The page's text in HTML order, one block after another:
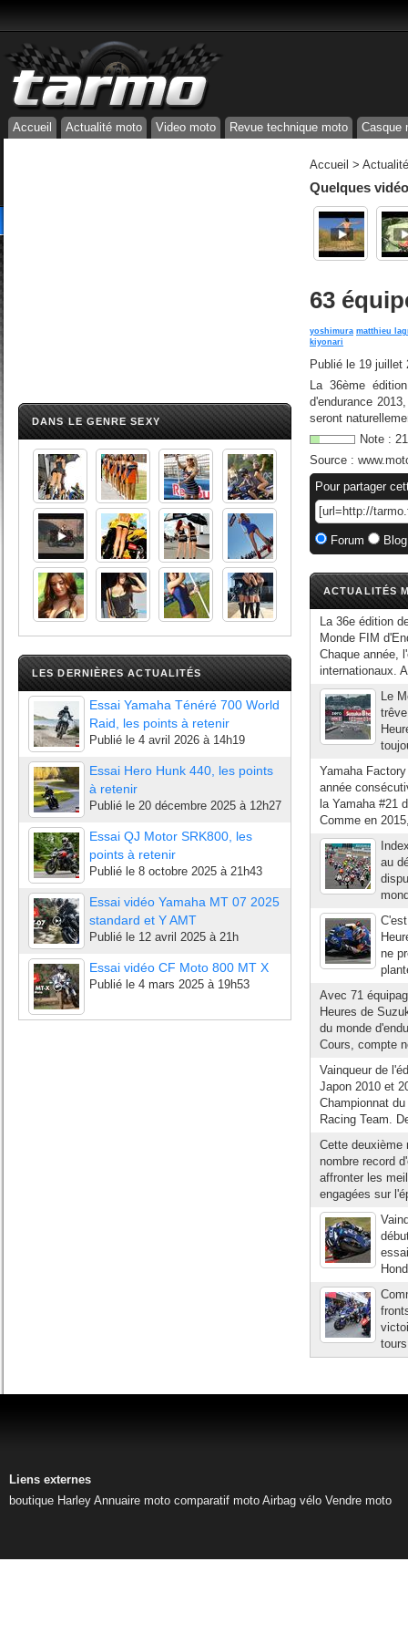
Accueil Actualité moto Video moto Revue technique moto Casque
DANS LE GENRE SEXY
LES DERNIÈRES ACTUALITÉS
Essai Yamaha Ténéré 700 World
Raid, les points à retenir
Publié le 4 avril 2026 à 14h19
Essai Hero Hunk 440, les points
à retenir
Publié le 20 décembre 2025 à 12h27
Essai QJ Motor SRK800, les
points à retenir
Publié le 8 octobre 2025 à 21h43
Essai vidéo Yamaha MT 07 2025
standard et Y AMT
Publié le 12 avril 2025 à 21h
Essai vidéo CF Moto 800 MT X
Publié le 4 mars 2025 à 19h53
Accueil >
Quelques
63
yoshimura matthieu
kiyonari
Publié le 19 juillet
La 36ème
d'endurance
seront
Note : 21
Source :
Pour partager
Forum
ACTUALITÉS
La 36e édition
Monde FIM
Chaque année,
internationaux.
Le
Yamaha
année
la Yamaha #21
Comme en
au
ne
Avec 71
Heures de
du monde
Cours, compte
Vainqueur de
Japon 2010 et
Championnat
Racing Team.
Cette deuxième
nombre record
affronter les
engagées sur
Liens externes
boutique Harley Annuaire moto comparatif moto Airbag vélo Vendre moto